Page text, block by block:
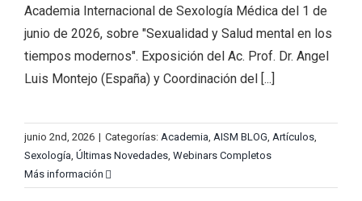
Academia Internacional de Sexología Médica del 1 de
junio de 2026, sobre "Sexualidad y Salud mental en los
tiempos modernos". Exposición del Ac. Prof. Dr. Angel
Luis Montejo (España) y Coordinación del [...]
junio 2nd, 2026 | Categorías: Academia, AISM BLOG, Artículos,
Sexología, Últimas Novedades, Webinars Completos
Más información